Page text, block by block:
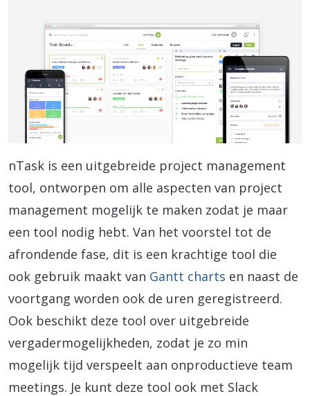
nTask is een uitgebreide project management
tool, ontworpen om alle aspecten van project
management mogelijk te maken zodat je maar
een tool nodig hebt. Van het voorstel tot de
afrondende fase, dit is een krachtige tool die
ook gebruik maakt van Gantt charts en naast de
voortgang worden ook de uren geregistreerd.
Ook beschikt deze tool over uitgebreide
vergadermogelijkheden, zodat je zo min
mogelijk tijd verspeelt aan onproductieve team
meetings. Je kunt deze tool ook met Slack